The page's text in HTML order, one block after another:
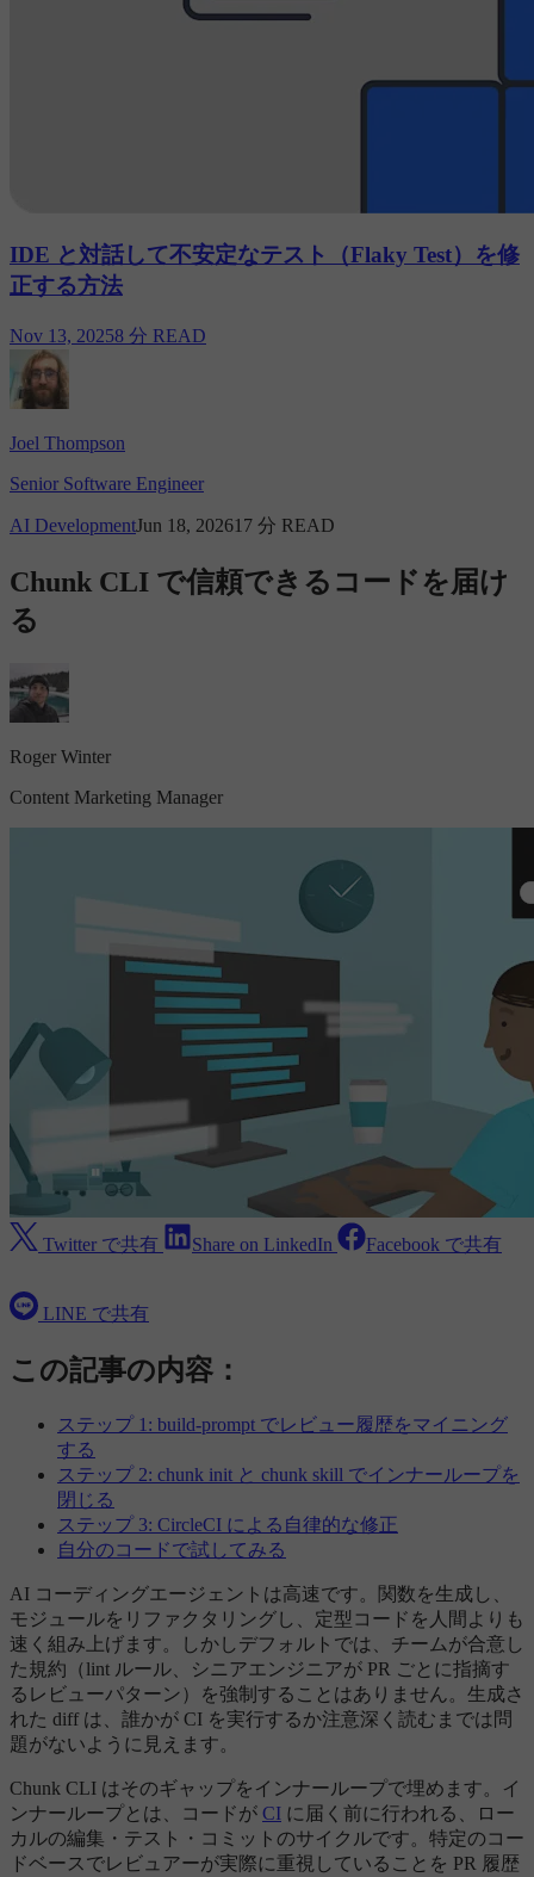
IDE と対話して不安定なテスト（Flaky Test）を修
正する方法
Nov 13, 20258 分 READ
Joel Thompson
Senior Software Engineer
AI DevelopmentJun 18, 202617 分 READ
Chunk CLI で信頼できるコードを届け
る
Roger Winter
Content Marketing Manager
Twitter で共有 Share on LinkedIn Facebook で共有
LINE で共有
この記事の内容：
ステップ 1: build-prompt でレビュー履歴をマイニング
する
ステップ 2: chunk init と chunk skill でインナーループを
閉じる
ステップ 3: CircleCI による自律的な修正
自分のコードで試してみる
AI コーディングエージェントは高速です。関数を生成し、
モジュールをリファクタリングし、定型コードを人間よりも
速く組み上げます。しかしデフォルトでは、チームが合意し
た規約（lint ルール、シニアエンジニアが PR ごとに指摘す
るレビューパターン）を強制することはありません。生成さ
れた diff は、誰かが CI を実行するか注意深く読むまでは問
題がないように見えます。
Chunk CLI はそのギャップをインナーループで埋めます。イ
ンナーループとは、コードが CI に届く前に行われる、ロー
カルの編集・テスト・コミットのサイクルです。特定のコー
ドベースでレビュアーが実際に重視していることを PR 履歴